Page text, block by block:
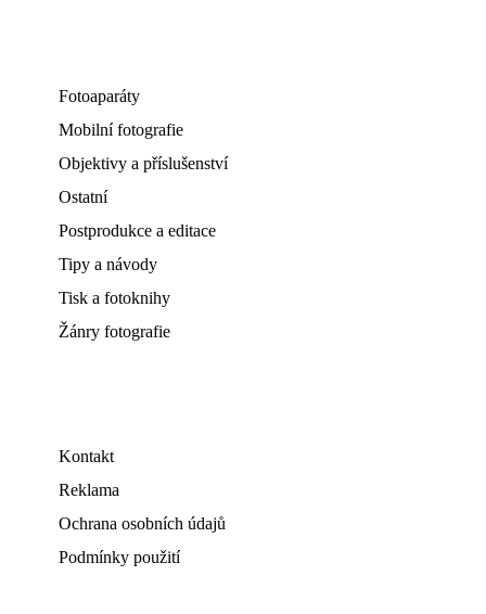
Fotoaparáty
Mobilní fotografie
Objektivy a příslušenství
Ostatní
Postprodukce a editace
Tipy a návody
Tisk a fotoknihy
Žánry fotografie
Kontakt
Reklama
Ochrana osobních údajů
Podmínky použití